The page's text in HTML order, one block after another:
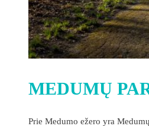
MEDUMŲ
Prie Medumo ežero yra